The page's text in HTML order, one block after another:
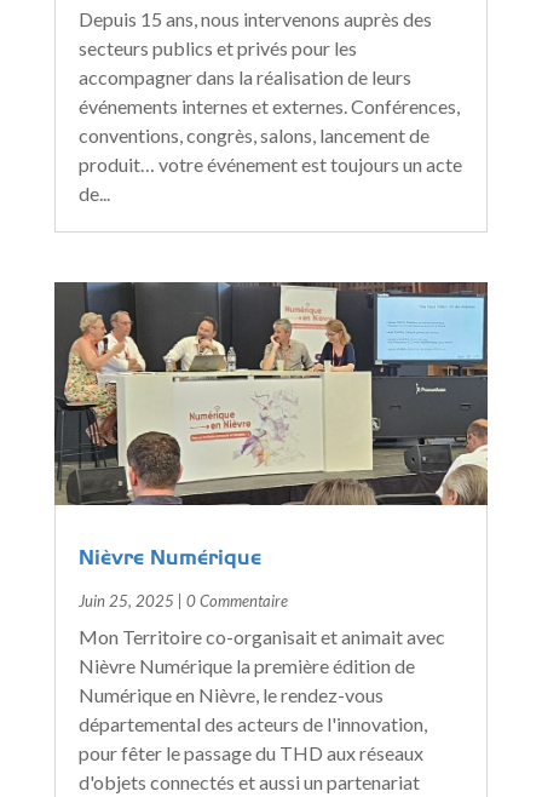
Depuis 15 ans, nous intervenons auprès des
secteurs publics et privés pour les
accompagner dans la réalisation de leurs
événements internes et externes. Conférences,
conventions, congrès, salons, lancement de
produit… votre événement est toujours un acte
de...
Nièvre Numérique
Juin 25, 2025 | 0 Commentaire
Mon Territoire co-organisait et animait avec
Nièvre Numérique la première édition de
Numérique en Nièvre, le rendez-vous
départemental des acteurs de l'innovation,
pour fêter le passage du THD aux réseaux
d'objets connectés et aussi un partenariat